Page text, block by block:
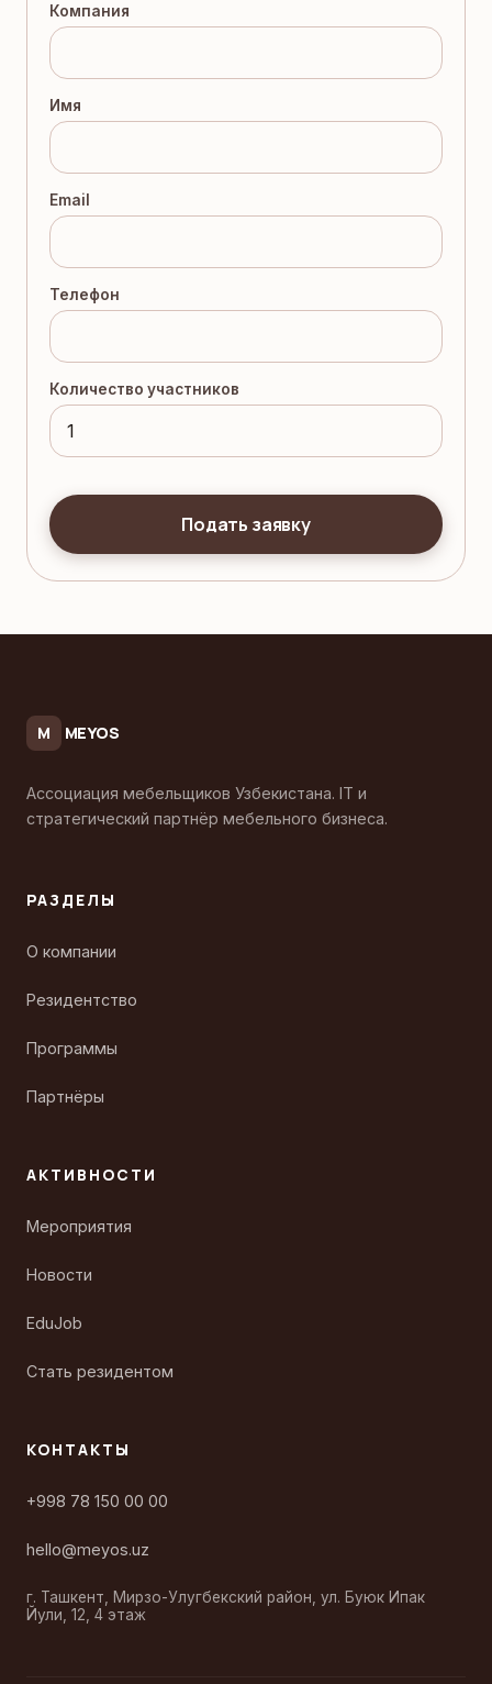
Компания
Имя
Email
Телефон
Количество участников
Подать заявку
M MEYOS
Ассоциация мебельщиков Узбекистана. IT и
стратегический партнёр мебельного бизнеса.
РАЗДЕЛЫ
О компании
Резидентство
Программы
Партнёры
АКТИВНОСТИ
Мероприятия
Новости
EduJob
Стать резидентом
КОНТАКТЫ
+998 78 150 00 00
hello@meyos.uz
г. Ташкент, Мирзо-Улугбекский район, ул. Буюк Ипак
Йули, 12, 4 этаж